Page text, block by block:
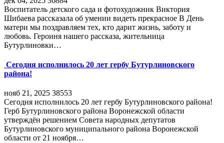
Воспитатель детского сада и фотохудожник Виктория
Шибаева рассказала об умении видеть прекрасное В День
матери мы поздравляем тех, кто дарит жизнь, заботу и
любовь. Героиня нашего рассказа, жительница
Бутурлиновки…
Сегодня исполнилось 20 лет гербу Бутурлиновского
района!
нояб 21, 2025 38553
Сегодня исполнилось 20 лет гербу Бутурлиновского района!
Герб Бутурлиновского района Воронежской области
утверждён решением Совета народных депутатов
Бутурлиновского муниципального района Воронежской
области от 21 ноября…